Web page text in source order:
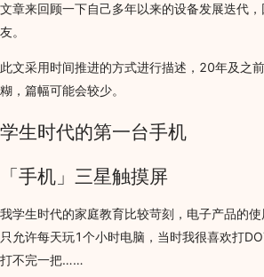
文章来回顾一下自己多年以来的设备发展迭代
友。
此文采用时间推进的方式进行描述，20年及之
糊，篇幅可能会较少。
学生时代的第一台手机
「手机」三星触摸屏
我学生时代的家庭教育比较苛刻，电子产品的
只允许每天玩1个小时电脑，当时我很喜欢打
打不完一把……